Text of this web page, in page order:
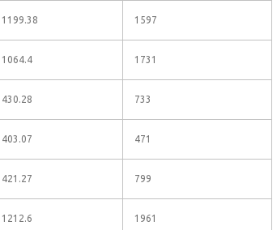
1199.38 1597
1064.4 1731
430.28 733
403.07 471
421.27 799
1212.6 1961